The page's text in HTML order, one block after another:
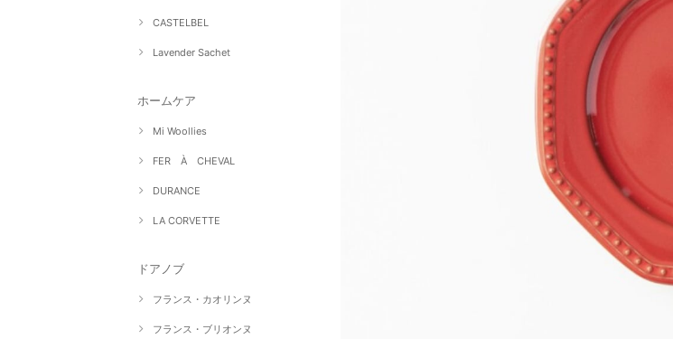
CASTELBEL
Lavender Sachet
ホームケア
Mi Woollies
FER À CHEVAL
DURANCE
LA CORVETTE
ドアノブ
フランス・カオリンヌ
フランス・ブリオンヌ